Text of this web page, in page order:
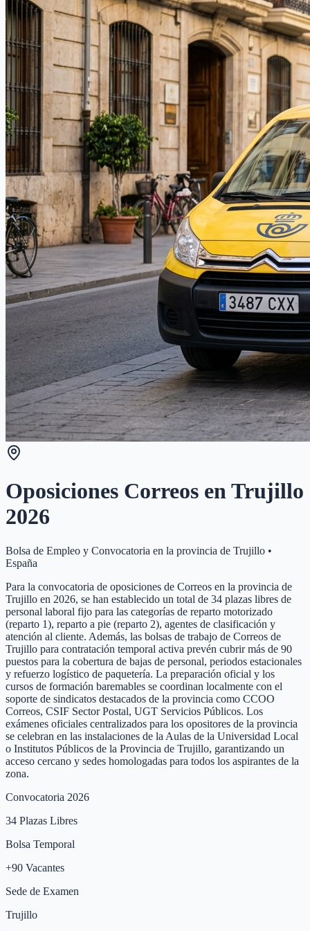
Oposiciones Correos enTrujillo
2026
Bolsa de Empleo y Convocatoria en la provincia de Trujillo •
España
Para la convocatoria de oposiciones de Correos en la provincia de
Trujillo en 2026, se han establecido un total de 34 plazas libres de
personal laboral fijo para las categorías de reparto motorizado
(reparto 1), reparto a pie (reparto 2), agentes de clasificación y
atención al cliente. Además, las bolsas de trabajo de Correos de
Trujillo para contratación temporal activa prevén cubrir más de 90
puestos para la cobertura de bajas de personal, periodos estacionales
y refuerzo logístico de paquetería. La preparación oficial y los
cursos de formación baremables se coordinan localmente con el
soporte de sindicatos destacados de la provincia como CCOO
Correos, CSIF Sector Postal, UGT Servicios Públicos. Los
exámenes oficiales centralizados para los opositores de la provincia
se celebran en las instalaciones de la Aulas de la Universidad Local
o Institutos Públicos de la Provincia de Trujillo, garantizando un
acceso cercano y sedes homologadas para todos los aspirantes de la
zona.
Convocatoria 2026
34 Plazas Libres
Bolsa Temporal
+90 Vacantes
Sede de Examen
Trujillo